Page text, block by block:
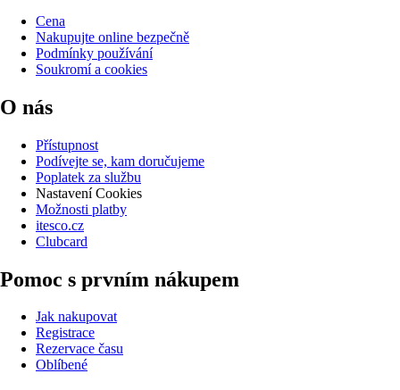
Cena
Nakupujte online bezpečně
Podmínky používání
Soukromí a cookies
O nás
Přístupnost
Podívejte se, kam doručujeme
Poplatek za službu
Nastavení Cookies
Možnosti platby
itesco.cz
Clubcard
Pomoc s prvním nákupem
Jak nakupovat
Registrace
Rezervace času
Oblíbené